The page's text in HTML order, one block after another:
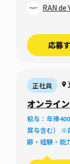
RAN de
応募
正社員
ル
オンライ
給与：年俸
賞与含む） ※
齢・経験・能
当社規定によ